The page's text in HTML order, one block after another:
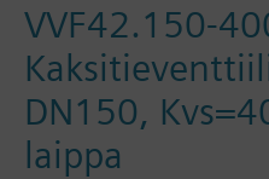
VVF42.150-
DN150,
laippa